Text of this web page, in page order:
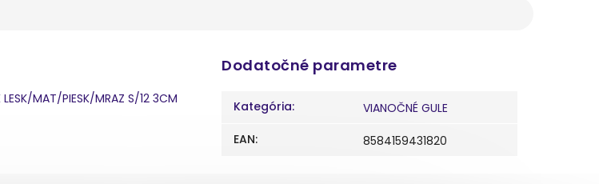
MAT/PIESK/MRAZ S/12 3CM
Dodatočné parametre
Kategória:
VIANOČNÉ GULE
EAN: 8584159431820